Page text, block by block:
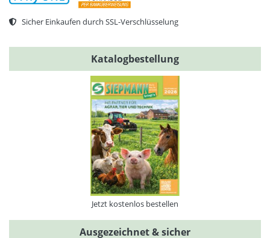
Sicher Einkaufen durch SSL-Verschlüsselung
Katalogbestellung
Jetzt kostenlos bestellen
Ausgezeichnet & sicher